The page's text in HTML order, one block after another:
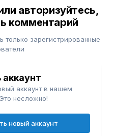
авторизуйтесь,
комментарий
только зарегистрированные
аккаунт
аккаунт в нашем
несложно!
новый аккаунт